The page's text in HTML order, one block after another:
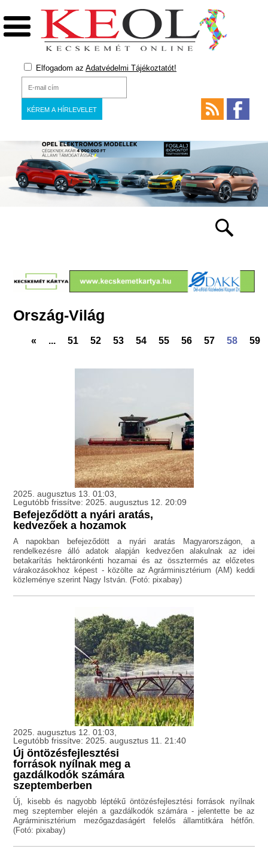
Elfogadom az Adatvédelmi Tájékoztatót!
Ország-Világ
« ... 51 52 53 54 55 56 57 58 59
2025. augusztus 13. 01:03,
Legutóbb frissítve: 2025. augusztus 12. 20:09
Befejeződött a nyári aratás,
kedvezőek a hozamok
A napokban befejeződött a nyári aratás Magyarországon, a
rendelkezésre álló adatok alapján kedvezően alakulnak az idei
betakarítás hektáronkénti hozamai és az össztermés az előzetes
várakozásokhoz képest - közölte az Agrárminisztérium (AM) keddi
közleménye szerint Nagy István. (Fotó: pixabay)
2025. augusztus 12. 01:03,
Legutóbb frissítve: 2025. augusztus 11. 21:40
Új öntözésfejlesztési
források nyílnak meg a
gazdálkodók számára
szeptemberben
Új, kisebb és nagyobb léptékű öntözésfejlesztési források nyílnak
meg szeptember elején a gazdálkodók számára - jelentette be az
Agrárminisztérium mezőgazdaságért felelős államtitkára hétfőn.
(Fotó: pixabay)